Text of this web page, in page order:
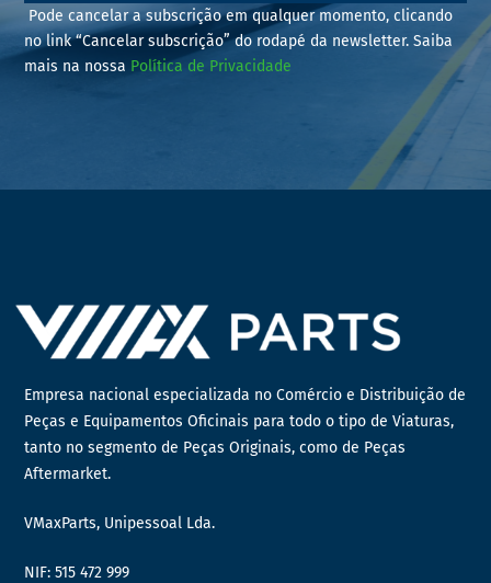
Pode cancelar a subscrição em qualquer momento, clicando
no link “Cancelar subscrição” do rodapé da newsletter. Saiba
mais na nossa Política de Privacidade
Empresa nacional especializada no Comércio e Distribuição de
Peças e Equipamentos Oficinais para todo o tipo de Viaturas,
tanto no segmento de Peças Originais, como de Peças
Aftermarket.
VMaxParts, Unipessoal Lda.
NIF: 515 472 999